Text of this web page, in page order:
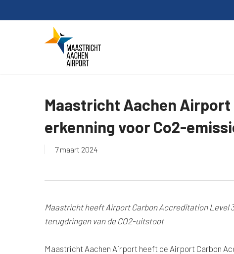
to
Maastricht Aachen
erkenning voor Co2-
7 maart 2024
Maastricht heeft Airport Carbon Accreditation Level
terugdringen van de CO2-uitstoot
Maastricht Aachen Airport heeft de Airport Carbon